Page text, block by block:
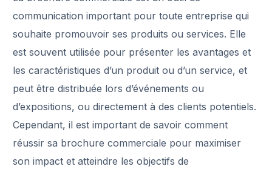
communication important pour toute entreprise qui
souhaite promouvoir ses produits ou services. Elle
est souvent utilisée pour présenter les avantages et
les caractéristiques d’un produit ou d’un service, et
peut être distribuée lors d’événements ou
d’expositions, ou directement à des clients potentiels.
Cependant, il est important de savoir comment
réussir sa brochure commerciale pour maximiser
son impact et atteindre les objectifs de